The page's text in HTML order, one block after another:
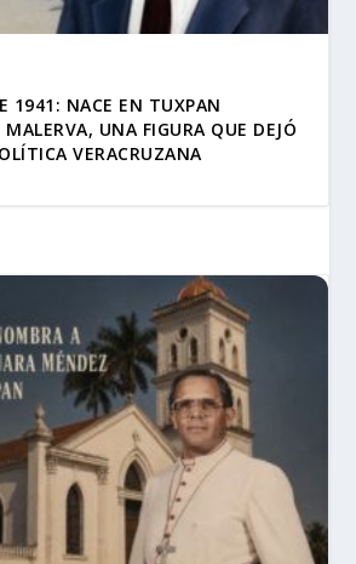
1941: NACE EN TUXPAN
UNA FIGURA QUE DEJÓ
VERACRUZANA